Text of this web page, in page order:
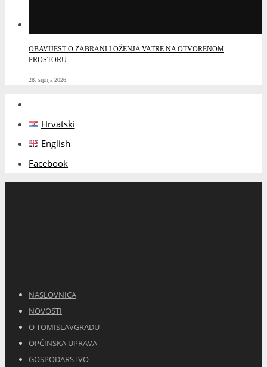
OBAVIJEST O ZABRANI LOŽENJA VATRE NA OTVORENOM
PROSTORU
28. srpnja 2026.
Hrvatski
English
Facebook
NASLOVNICA
NOVOSTI
O TOMISLAVGRADU
OPĆINSKA UPRAVA
GOSPODARSTVO